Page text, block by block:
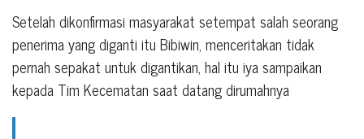
Setelah dikonfirmasi masyarakat setempat salah seorang
penerima yang diganti itu Bibiwin, menceritakan tidak
pernah sepakat untuk digantikan, hal itu iya sampaikan
kepada Tim Kecematan saat datang dirumahnya